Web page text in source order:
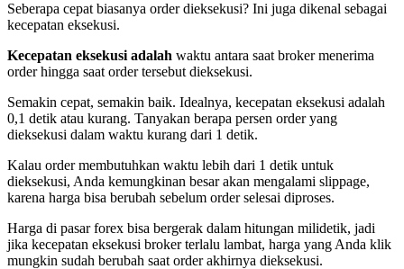
Seberapa cepat biasanya order dieksekusi? Ini juga dikenal sebagai
kecepatan eksekusi.
Kecepatan eksekusi adalah waktu antara saat broker menerima
order hingga saat order tersebut dieksekusi.
Semakin cepat, semakin baik. Idealnya, kecepatan eksekusi adalah
0,1 detik atau kurang. Tanyakan berapa persen order yang
dieksekusi dalam waktu kurang dari 1 detik.
Kalau order membutuhkan waktu lebih dari 1 detik untuk
dieksekusi, Anda kemungkinan besar akan mengalami slippage,
karena harga bisa berubah sebelum order selesai diproses.
Harga di pasar forex bisa bergerak dalam hitungan milidetik, jadi
jika kecepatan eksekusi broker terlalu lambat, harga yang Anda klik
mungkin sudah berubah saat order akhirnya dieksekusi.